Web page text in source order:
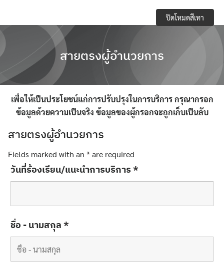
contentRegulations you should know and academic
activities
การจัดการความปลอดภัย อาชีวอนามัยและสภาพ
แวดล้อมในการทำงาน
การเปิดเผยข้อมูลสาธารณะ (OIT)
กิจกรรมวิชาการ
ข้อบังคับ ประกาศ
คู่มือหลักสูตร
บุคลากรสำนักส่งเสริมวิชาการและงานทะเบียน
สายตรงผู้อำนวยการ
เพื่อให้เป็นประโยชน์แก่การปรับปรุงในการบริการ กรุณากรอก
ข้อมูลด้วยความเป็นจริง ข้อมูลของผู้กรอกจะถูกเก็บเป็นลับ
สายตรงผู้อำนวยการ
Fields marked with an *are required
วันที่ร้องเรียน/แนะนำการบริการ *
ชื่อ - นามสกุล *
ปิดโหมดสีเทา